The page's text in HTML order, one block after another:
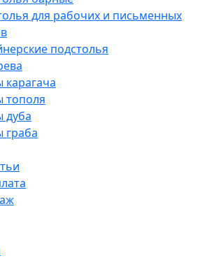
для рабочих и письменных
подстолья
карагача
тополя
дуба
граба